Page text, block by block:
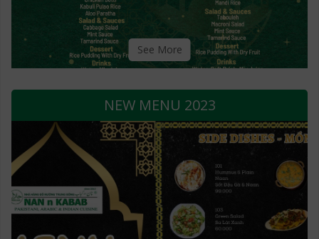
See More
NEW MENU 2023